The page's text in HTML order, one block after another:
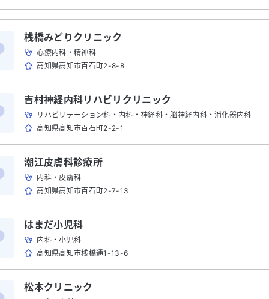
桟橋みどりクリニック
心療内科・精神科
高知県高知市百石町2-8-8
吉村神経内科リハビリクリニック
リハビリテーション科・内科・神経科・脳神経内科・消化器内科
高知県高知市百石町2-2-1
潮江皮膚科診療所
内科・皮膚科
高知県高知市百石町2-7-13
はまだ小児科
内科・小児科
高知県高知市桟橋通1-13-6
松本クリニック